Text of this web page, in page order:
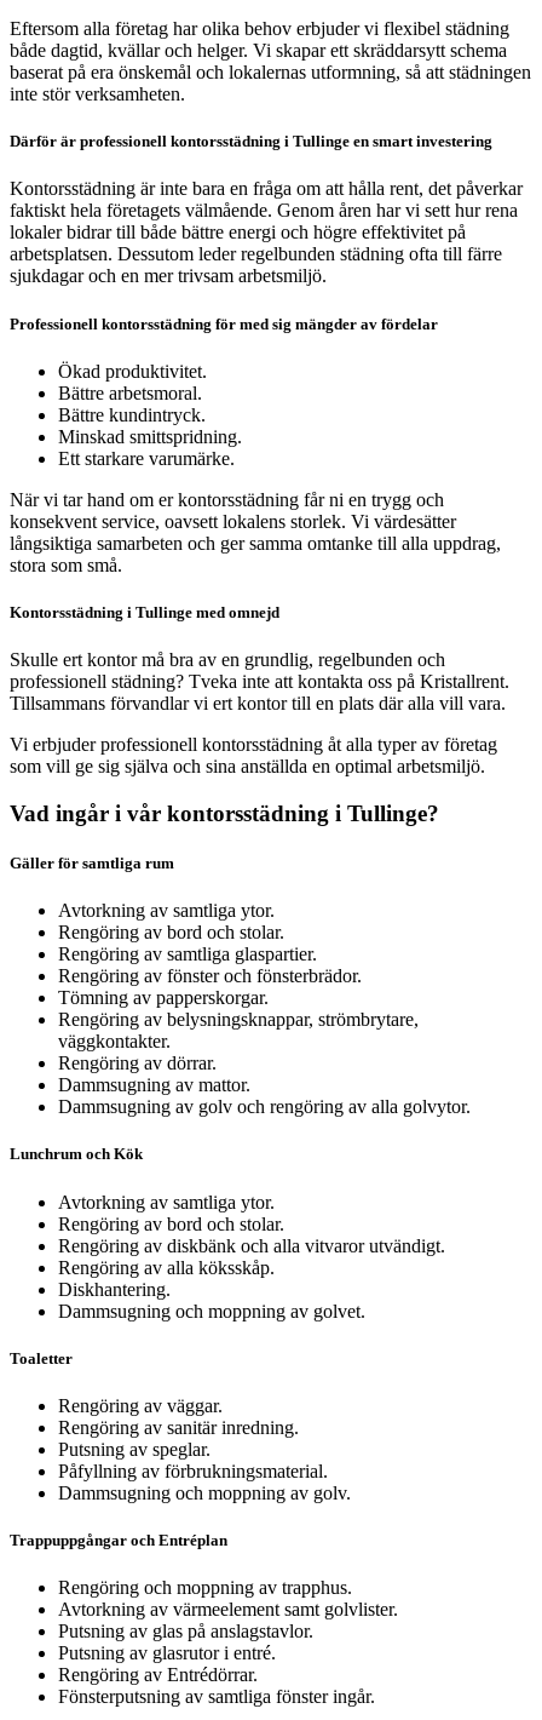
Eftersom alla företag har olika behov erbjuder vi flexibel städning
både dagtid, kvällar och helger. Vi skapar ett skräddarsytt schema
baserat på era önskemål och lokalernas utformning, så att städningen
inte stör verksamheten.
Därför är professionell kontorsstädning i Tullinge en smart investering
Kontorsstädning är inte bara en fråga om att hålla rent, det påverkar
faktiskt hela företagets välmående. Genom åren har vi sett hur rena
lokaler bidrar till både bättre energi och högre effektivitet på
arbetsplatsen. Dessutom leder regelbunden städning ofta till färre
sjukdagar och en mer trivsam arbetsmiljö.
Professionell kontorsstädning för med sig mängder av fördelar
Ökad produktivitet.
Bättre arbetsmoral.
Bättre kundintryck.
Minskad smittspridning.
Ett starkare varumärke.
När vi tar hand om er kontorsstädning får ni en trygg och
konsekvent service, oavsett lokalens storlek. Vi värdesätter
långsiktiga samarbeten och ger samma omtanke till alla uppdrag,
stora som små.
Kontorsstädning i Tullinge med omnejd
Skulle ert kontor må bra av en grundlig, regelbunden och
professionell städning? Tveka inte att kontakta oss på Kristallrent.
Tillsammans förvandlar vi ert kontor till en plats där alla vill vara.
Vi erbjuder professionell kontorsstädning åt alla typer av företag
som vill ge sig själva och sina anställda en optimal arbetsmiljö.
Vad ingår i vår kontorsstädning i Tullinge?
Gäller för samtliga rum
Avtorkning av samtliga ytor.
Rengöring av bord och stolar.
Rengöring av samtliga glaspartier.
Rengöring av fönster och fönsterbrädor.
Tömning av papperskorgar.
Rengöring av belysningsknappar, strömbrytare,
väggkontakter.
Rengöring av dörrar.
Dammsugning av mattor.
Dammsugning av golv och rengöring av alla golvytor.
Lunchrum och Kök
Avtorkning av samtliga ytor.
Rengöring av bord och stolar.
Rengöring av diskbänk och alla vitvaror utvändigt.
Rengöring av alla köksskåp.
Diskhantering.
Dammsugning och moppning av golvet.
Toaletter
Rengöring av väggar.
Rengöring av sanitär inredning.
Putsning av speglar.
Påfyllning av förbrukningsmaterial.
Dammsugning och moppning av golv.
Trappuppgångar och Entréplan
Rengöring och moppning av trapphus.
Avtorkning av värmeelement samt golvlister.
Putsning av glas på anslagstavlor.
Putsning av glasrutor i entré.
Rengöring av Entrédörrar.
Fönsterputsning av samtliga fönster ingår.